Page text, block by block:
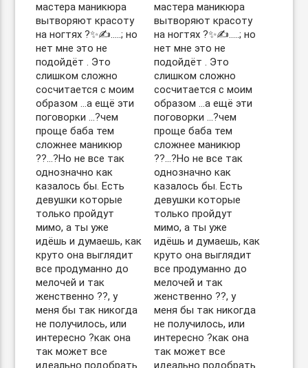
мастера маникюра
вытворяют красоту
на ногтях ?✨✍️…..; но
нет мне это не
подойдёт . Это
слишком сложно
сосчитается с моим
образом …а ещё эти
поговорки …?чем
проще баба тем
сложнее маникюр
??…?Но не все так
однозначно как
казалось бы. Есть
девушки которые
только пройдут
мимо, а ты уже
идёшь и думаешь, как
круто она выглядит
все продуманно до
мелочей и так
женственно ??, у
меня бы так никогда
не получилось, или
интересно ?как она
так может все
идеально подобрать
мастера маникюра
вытворяют красоту
на ногтях ?✨✍️…..; но
нет мне это не
подойдёт . Это
слишком сложно
сосчитается с моим
образом …а ещё эти
поговорки …?чем
проще баба тем
сложнее маникюр
??…?Но не все так
однозначно как
казалось бы. Есть
девушки которые
только пройдут
мимо, а ты уже
идёшь и думаешь, как
круто она выглядит
все продуманно до
мелочей и так
женственно ??, у
меня бы так никогда
не получилось, или
интересно ?как она
так может все
идеально подобрать